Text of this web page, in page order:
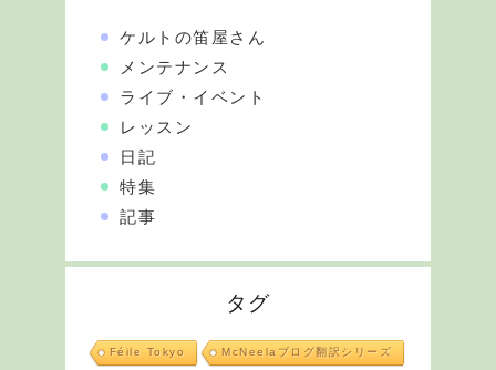
ケルトの笛屋さん
メンテナンス
ライブ・イベント
レッスン
日記
特集
記事
タグ
Féile Tokyo McNeelaブログ翻訳シリーズ